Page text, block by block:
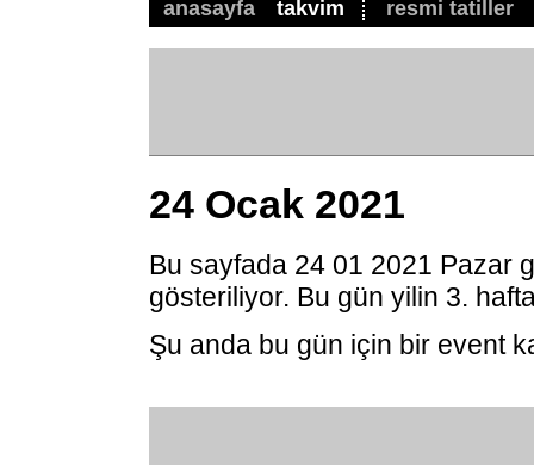
anasayfa takvim resmi tatiller
24 Ocak 2021
Bu sayfada 24 01 2021 Pazar
gösteriliyor. Bu gün yilin 3.
Şu anda bu gün için bir event